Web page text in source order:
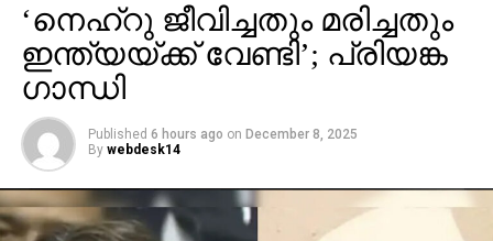
‘നെഹ്റു ജീവിച്ചതും മരിച്ചതും
ഇന്ത്യയ്ക്ക് വേണ്ടി’; പ്രിയങ്ക
ഗാന്ധി
Published 6 hours ago on December 8, 2025
By webdesk14